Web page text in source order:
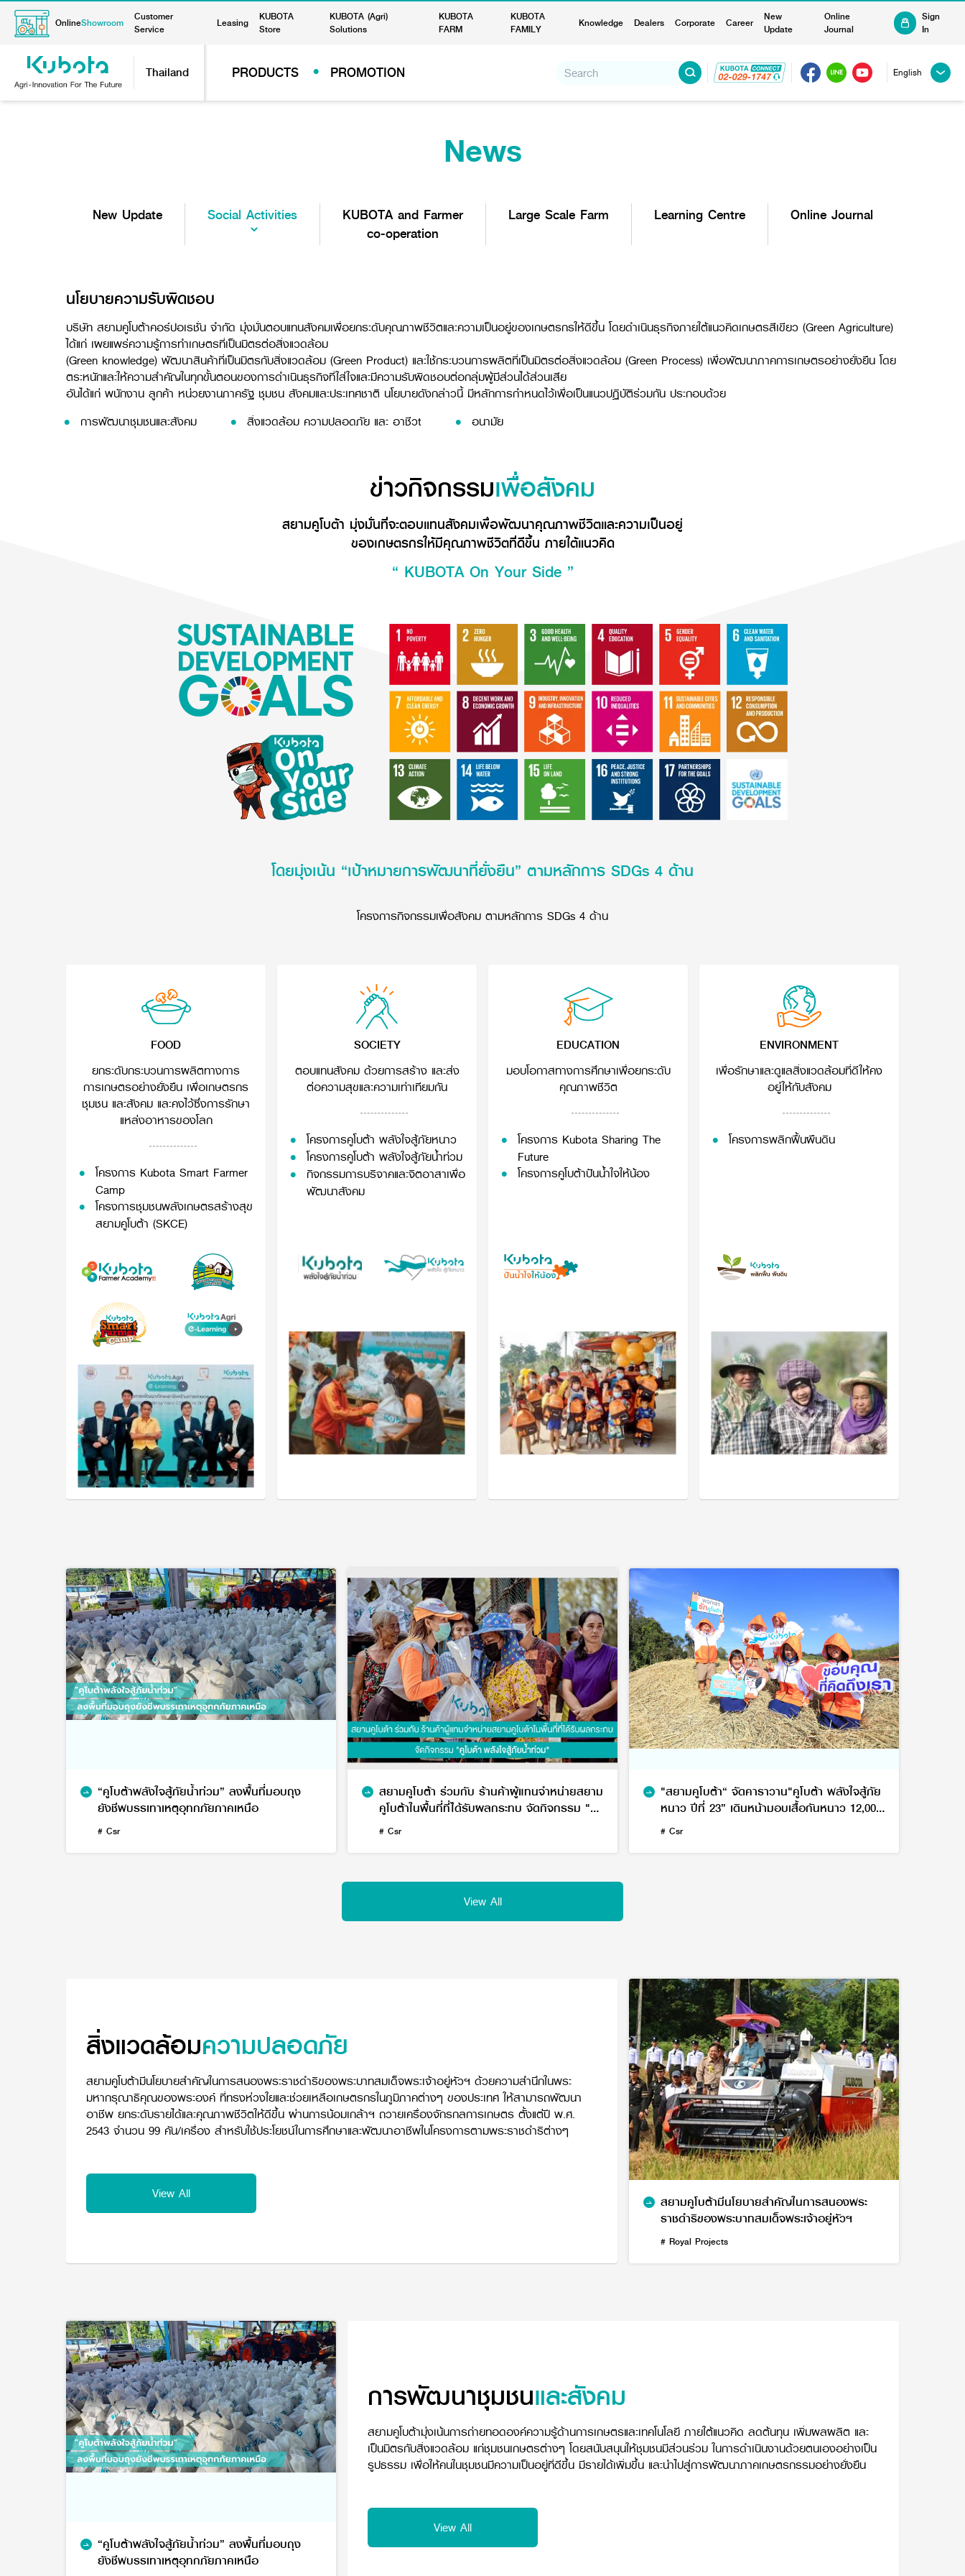
OnlineShowroom
Customer
Service
Leasing
KUBOTA
Store
KUBOTA (Agri)
Solutions
KUBOTA
FARM
KUBOTA
FAMILY
Knowledge Dealers Corporate Career
New
Update
Online
Journal
Sign
In
Thailand PRODUCTS PROMOTION English
News
New Update Social Activities
KUBOTA and Farmer
co-operation
Large Scale Farm Learning Centre Online Journal
นโยบายความรับผิดชอบ
บริษัท สยามคูโบต้าคอร์ปอเรชั่น จำกัด มุ่งมั่นตอบแทนสังคมเพื่อยกระดับคุณภาพชีวิตและความเป็นอยู่ของเกษตรกรให้ดีขึ้น โดยดำเนินธุรกิจภายใต้แนวคิดเกษตรสีเขียว (Green Agriculture)
ได้แก่ เผยแพร่ความรู้การทำเกษตรที่เป็นมิตรต่อสิ่งแวดล้อม
(Green knowledge) พัฒนาสินค้าที่เป็นมิตรกับสิ่งแวดล้อม (Green Product) และใช้กระบวนการผลิตที่เป็นมิตรต่อสิ่งแวดล้อม (Green Process) เพื่อพัฒนาภาคการเกษตรอย่างยั่งยืน โดย
ตระหนักและให้ความสำคัญในทุกขั้นตอนของการดำเนินธุรกิจที่ใส่ใจและมีความรับผิดชอบต่อกลุ่มผู้มีส่วนได้ส่วนเสีย
อันได้แก่ พนักงาน ลูกค้า หน่วยงานภาครัฐ ชุมชน สังคมและประเทศชาติ นโยบายดังกล่าวนี้ มีหลักการกำหนดไว้เพื่อเป็นแนวปฏิบัติร่วมกัน ประกอบด้วย
การพัฒนาชุมชนและสังคม
สิ่งแวดล้อม ความปลอดภัย และ อาชีวt อนามัย
ข่าวกิจกรรมเพื่อสังคม
สยามคูโบต้า มุ่งมั่นที่จะตอบแทนสังคมเพื่อพัฒนาคุณภาพชีวิตและความเป็นอยู่
ของเกษตรกรให้มีคุณภาพชีวิตที่ดีขึ้น ภายใต้แนวคิด
“ KUBOTA On Your Side ”
โดยมุ่งเน้น “เป้าหมายการพัฒนาที่ยั่งยืน” ตามหลักการ SDGs 4 ด้าน
โครงการกิจกรรมเพื่อสังคม ตามหลักการ SDGs 4 ด้าน
FOOD
ยกระดับกระบวนการผลิตทางการ
การเกษตรอย่างยั่งยืน เพื่อเกษตรกร
ชุมชน และสังคม และคงไว้ซึ่งการรักษา
แหล่งอาหารของโลก
โครงการ Kubota Smart Farmer
Camp
โครงการชุมชนพลังเกษตรสร้างสุข
สยามคูโบต้า (SKCE)
SOCIETY
ตอบแทนสังคม ด้วยการสร้าง และส่ง
ต่อความสุขและความเท่าเทียมกัน
โครงการคูโบต้า พลังใจสู้ภัยหนาว
โครงการคูโบต้า พลังใจสู้ภัยน้ำท่วม
กิจกรรมการบริจาคและจิตอาสาเพื่อ
พัฒนาสังคม
EDUCATION
มอบโอกาสทางการศึกษาเพื่อยกระดับ
คุณภาพชีวิต
โครงการ Kubota Sharing The
Future
โครงการคูโบต้าปันน้ำใจให้น้อง
ENVIRONMENT
เพื่อรักษาและดูแลสิ่งแวดล้อมที่ดีให้คง
อยู่ให้กับสังคม
โครงการพลิกฟื้นผืนดิน
“คูโบต้าพลังใจสู้ภัยน้ำท่วม” ลงพื้นที่มอบถุง
ยังชีพบรรเทาเหตุอุทกภัยภาคเหนือ
# Csr
สยามคูโบต้า ร่วมกับ ร้านค้าผู้แทนจำหน่ายสยาม
คูโบต้าในพื้นที่ที่ได้รับผลกระทบ จัดกิจกรรม "คู
โบต้า พลังใจสู้ภัยน้ำท่วม"
# Csr
"สยามคูโบต้า“ จัดคาราวาน"คูโบต้า พลังใจสู้ภัย
หนาว ปีที่ 23” เดินหน้ามอบเสื้อกันหนาว 12,000
ตัว
# Csr
View All
สิ่งแวดล้อมความปลอดภัย
สยามคูโบต้ามีนโยบายสำคัญในการสนองพระราชดำริของพระบาทสมเด็จพระเจ้าอยู่หัวฯ ด้วยความสำนึกในพระ
มหากรุณาธิคุณของพระองค์ ที่ทรงห่วงใยและช่วยเหลือเกษตรกรในภูมิภาคต่างๆ ของประเทศ ให้สามารถพัฒนา
อาชีพ ยกระดับรายได้และคุณภาพชีวิตให้ดีขึ้น ผ่านการน้อมเกล้าฯ ถวายเครื่องจักรกลการเกษตร ตั้งแต่ปี พ.ศ.
2543 จำนวน 99 คัน/เครื่อง สำหรับใช้ประโยชน์ในการศึกษาและพัฒนาอาชีพในโครงการตามพระราชดำริต่างๆ
View All
สยามคูโบต้ามีนโยบายสำคัญในการสนองพระ
ราชดำริของพระบาทสมเด็จพระเจ้าอยู่หัวฯ
# Royal Projects
“คูโบต้าพลังใจสู้ภัยน้ำท่วม” ลงพื้นที่มอบถุง
ยังชีพบรรเทาเหตุอุทกภัยภาคเหนือ
การพัฒนาชุมชนและสังคม
สยามคูโบต้ามุ่งเน้นการถ่ายทอดองค์ความรู้ด้านการเกษตรและเทคโนโลยี ภายใต้แนวคิด ลดต้นทุน เพิ่มผลผลิต และ
เป็นมิตรกับสิ่งแวดล้อม แก่ชุมชนเกษตรต่างๆ โดยสนับสนุนให้ชุมชนมีส่วนร่วม ในการดำเนินงานด้วยตนเองอย่างเป็น
รูปธรรม เพื่อให้คนในชุมชนมีความเป็นอยู่ที่ดีขึ้น มีรายได้เพิ่มขึ้น และนำไปสู่การพัฒนาภาคเกษตรกรรมอย่างยั่งยืน
View All